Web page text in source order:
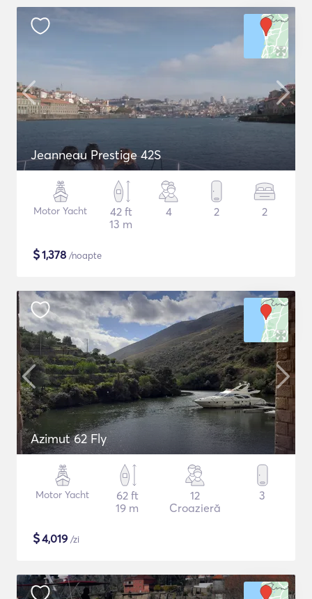
Jeanneau Prestige 42S
Motor Yacht
42 ft
13 m
4 2 2
$1,378 /noapte
Azimut 62 Fly
Motor Yacht
62 ft
19 m
12
Croazieră
3
$4,019 /zi